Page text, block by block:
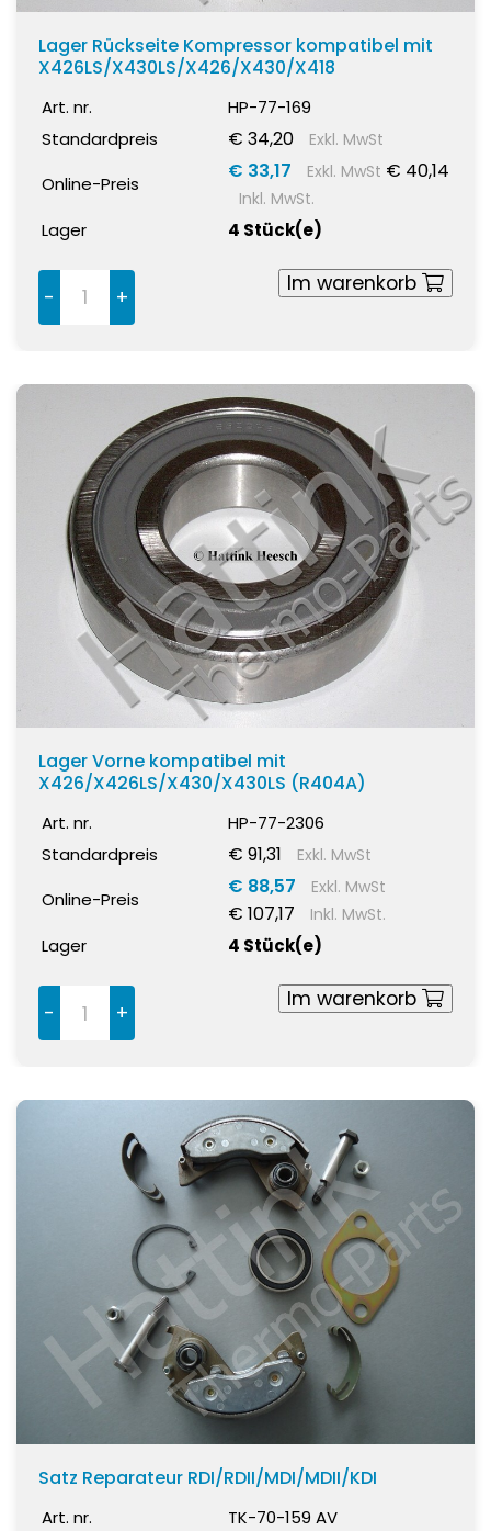
Lager Rückseite Kompressor kompatibel mit
X426LS/X430LS/X426/X430/X418
Art. nr.
HP-77-169
Standardpreis
€ 34,20 Exkl. MwSt
Online-Preis
€ 33,17 Exkl. MwSt € 40,14
Inkl. MwSt.
Lager 4 Stück(e)
- +
Im warenkorb
Lager Vorne kompatibel mit
X426/X426LS/X430/X430LS (R404A)
Art. nr.
HP-77-2306
Standardpreis
€ 91,31 Exkl. MwSt
Online-Preis
€ 88,57 Exkl. MwSt
€ 107,17 Inkl. MwSt.
Lager 4 Stück(e)
- +
Im warenkorb
Satz Reparateur RDI/RDII/MDI/MDII/KDI
Art. nr.
TK-70-159 AV